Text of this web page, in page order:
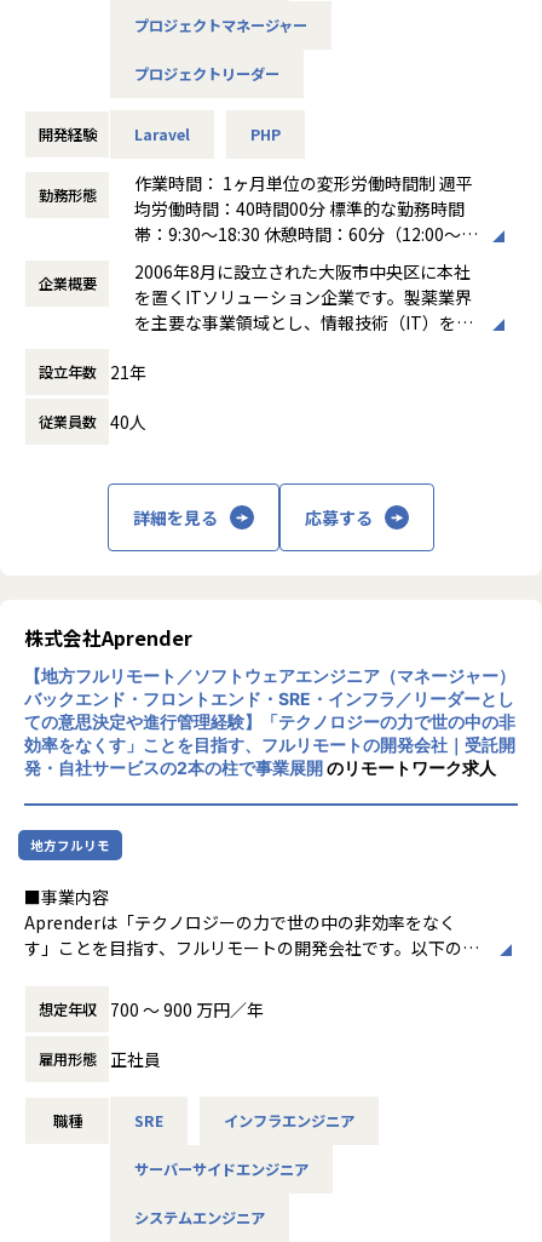
受託開発・運用保守を行っています。
れることが可能です。
※各開発環境：PHP(Laravel)、jQuery、HTML、CSS、Java
nx等
※各部メンバー構成：20代～50代の幅広い年齢層が在籍して
育休から復帰し、時短勤務で活躍している者や、フルリモー
トで勤務している者も、各部で活躍中です。
【当社について】
ムを開発しています。
2017年には、東証スタンダード上場企業の大手調剤薬局グル
ープ「ファーマライズHD株式会社」の子会社となり、薬局の
ど、随時必要な制度を導入し、社内環境を整備しています。
【業務の変更の範囲】
会社の定める業務
プロジェクトマネージャー
プロジェクトリーダー
開発経験 Laravel PHP
勤務形態
作業時間： 1ヶ月単位の変形労働時間制 週平
均労働時間：40時間00分 標準的な勤務時間
帯：9:30～18:30 休憩時間：60分（12:00～1
3:00）
働き方：固定時間制（9時～18時、10時～19
時など）
時間外労働の有無： 有（月平均0時間～20時
間）
休憩時間： 60分
企業概要
2006年8月に設立された大阪市中央区に本社
を置くITソリューション企業です。製薬業界
を主要な事業領域とし、情報技術（IT）を活
供を通じて、企業の業務効率化や経営課題の
東証上場（ファーマライズHD）のグループの
主力事業は「システムインテグレーション事
業」と「クラウドサービス事業」の2つで、
製薬企業向け営業支援システム（SFA／CR
ど、医薬品業界に特化したソリューションを
展開しています。
同社は「サービスを創造し全ての発展に貢献
する」を社是に掲げ、製薬業界で培ったノウ
ハウを活かしながら、店舗運営支援やAI活用
サービスなど新たな分野にも事業を拡大して
います。近年はDX（デジタルトランスフォー
設立年数 21年
従業員数 40人
詳細を見る 応募する
株式会社Aprender
【地方フルリモート／ソフトウェアエンジニア（マネージャー）
バックエンド・フロントエンド・SRE・インフラ／リーダーとし
ての意思決定や進行管理経験】「テクノロジーの力で世の中の非
効率をなくす」ことを目指す、フルリモートの開発会社｜受託開
発・自社サービスの2本の柱で事業展開のリモートワーク求人
地方フルリモ
■事業内容
Aprenderは「テクノロジーの力で世の中の非効率をなく
す」ことを目指す、フルリモートの開発会社です。以下の2
・受託開発：フロントエンド・バックエンド・インフラを横
断したソフトウェア開発・クラウド構築
・自社サービス「Magentia」：AIとの会話によってフォー
ムを自動生成し、集計・分析から業務の自動化までを実現す
のある環境で業務を遂行しています。
想定年収 700 〜 900 万円／年
雇用形態 正社員
職種 SRE インフラエンジニア
サーバーサイドエンジニア
システムエンジニア